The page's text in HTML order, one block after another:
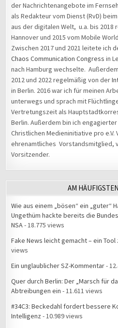
der Nachrichtenangebote im
als Redakteur vom Dienst (RvD)
aus der digitalen Welt, u.a. bis 2018
Hannover und 2015 vom Mobile
Zwischen 2017 und 2021 leitete ich
Chaos Communication Congress in
nach Hamburg wechselte.
2012 und 2022 regelmäßig von der
in Berlin. 2016 war ich für meinen
unterwegs und sprach mit
Vertretungszeit als
Berlin. Außerdem bin ich
Christlichen Medieninitiative pro e.V.
ehrenamtliches Vorstandsmitglied,
Vorsitzender.
AM
Wie aus einem „bösen“ ein „guter“
Ungethüm hackte bereits die
NSA- 18.775 views
Fake News leicht gemacht – ein
views
Ein unglaublicher SZ-Kommentar-
Quer durch Berlin: Der „Marsch für
Abtreibungen ein - 11.611 views
#34C3: Beckedahl fordert bessere
Intelligenz - 10.989 views